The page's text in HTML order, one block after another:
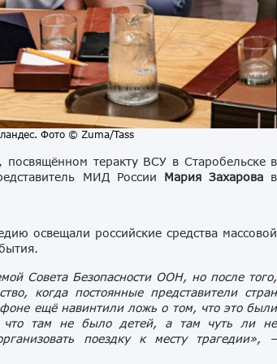
Фото © Zuma/Tass
теракту ВСУ в Старобельске в
МИД России Мария Захарова в
освещали российские средства массовой
Совета Безопасности ООН, но после того,
когда постоянные представители стран
ещё навинтили ложь о том, что это были
что там не было детей, а там чуть ли не
поездку к месту трагедии», –